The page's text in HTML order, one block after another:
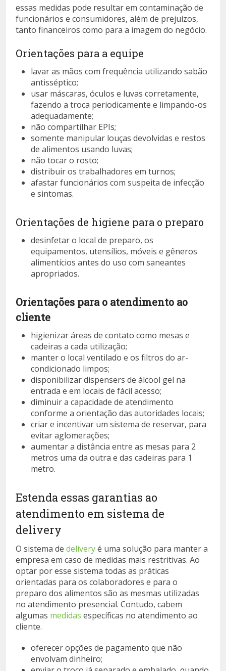
essas medidas pode resultar em contaminação de
funcionários e consumidores, além de prejuízos,
tanto financeiros como para a imagem do negócio.
Orientações para a equipe
lavar as mãos com frequência utilizando sabão
antisséptico;
usar máscaras, óculos e luvas corretamente,
fazendo a troca periodicamente e limpando-os
adequadamente;
não compartilhar EPIs;
somente manipular louças devolvidas e restos
de alimentos usando luvas;
não tocar o rosto;
distribuir os trabalhadores em turnos;
afastar funcionários com suspeita de infecção
e sintomas.
Orientações de higiene para o preparo
desinfetar o local de preparo, os
equipamentos, utensílios, móveis e gêneros
alimentícios antes do uso com saneantes
apropriados.
Orientações para o atendimento ao
cliente
higienizar áreas de contato como mesas e
cadeiras a cada utilização;
manter o local ventilado e os filtros do ar-
condicionado limpos;
disponibilizar dispensers de álcool gel na
entrada e em locais de fácil acesso;
diminuir a capacidade de atendimento
conforme a orientação das autoridades locais;
criar e incentivar um sistema de reservar, para
evitar aglomerações;
aumentar a distância entre as mesas para 2
metros uma da outra e das cadeiras para 1
metro.
Estenda essas garantias ao
atendimento em sistema de
delivery
O sistema dedeliveryé uma solução para manter a
empresa em caso de medidas mais restritivas. Ao
optar por esse sistema todas as práticas
orientadas para os colaboradores e para o
preparo dos alimentos são as mesmas utilizadas
no atendimento presencial. Contudo, cabem
algumas medidas específicas no atendimento ao
cliente.
oferecer opções de pagamento que não
envolvam dinheiro;